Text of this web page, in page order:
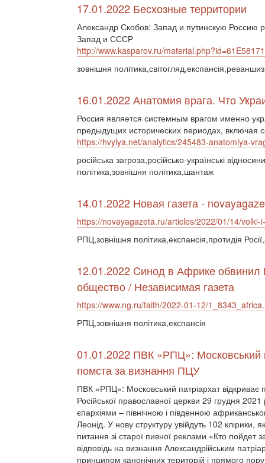
17.01.2022 Бесхозные территории
Александр Скобов: Запад и путинскую Россию
Запад и СССР
http://www.kasparov.ru/
зовнішня
16.01.2022 Анатомия врага. Что
Россия является системным врагом именно
предыдущих исторических периодах, включая
https://hvylya.net/analytics/245483-anatomiya-
російська загроза,російсько-українські
політика,зовнішня політика,шантаж
14.01.2022 Новая газета -
https://novayagazeta.ru/articles/2022/01/14/volki-
РПЦ,зовнішня політика,експансія,протидія
12.01.2022 Cинод в Африке
общество / Независимая газета
https://www.ng.ru/faith/2022-01-12/
РПЦ,зовнішня політика,експансія
01.01.2022 ПВК «РПЦ»: Московський
помста за визнання ПЦУ
ПВК «РПЦ»: Московський патріархат
Російської православної церкви 29 грудня
єпархіями – північною і південною
Леонід. У нову структуру увійдуть 102 клірики,
питання зі старої пивної реклами «Кто
відповідь на визнання Александрійським
принципом канонічних територій і прямого